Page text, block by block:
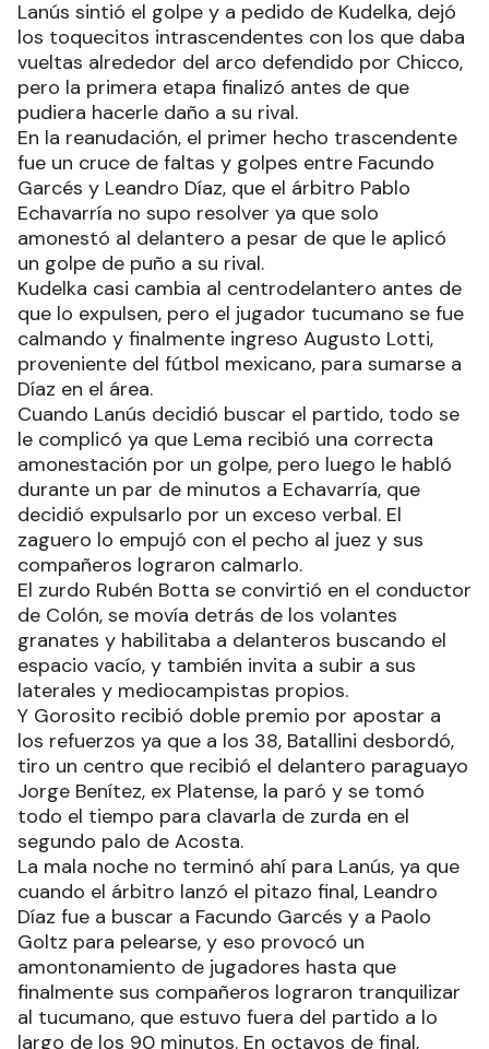
Lanús sintió el golpe y a pedido de Kudelka, dejó
los toquecitos intrascendentes con los que daba
vueltas alrededor del arco defendido por Chicco,
pero la primera etapa finalizó antes de que
pudiera hacerle daño a su rival.
En la reanudación, el primer hecho trascendente
fue un cruce de faltas y golpes entre Facundo
Garcés y Leandro Díaz, que el árbitro Pablo
Echavarría no supo resolver ya que solo
amonestó al delantero a pesar de que le aplicó
un golpe de puño a su rival.
Kudelka casi cambia al centrodelantero antes de
que lo expulsen, pero el jugador tucumano se fue
calmando y finalmente ingreso Augusto Lotti,
proveniente del fútbol mexicano, para sumarse a
Díaz en el área.
Cuando Lanús decidió buscar el partido, todo se
le complicó ya que Lema recibió una correcta
amonestación por un golpe, pero luego le habló
durante un par de minutos a Echavarría, que
decidió expulsarlo por un exceso verbal. El
zaguero lo empujó con el pecho al juez y sus
compañeros lograron calmarlo.
El zurdo Rubén Botta se convirtió en el conductor
de Colón, se movía detrás de los volantes
granates y habilitaba a delanteros buscando el
espacio vacío, y también invita a subir a sus
laterales y mediocampistas propios.
Y Gorosito recibió doble premio por apostar a
los refuerzos ya que a los 38, Batallini desbordó,
tiro un centro que recibió el delantero paraguayo
Jorge Benítez, ex Platense, la paró y se tomó
todo el tiempo para clavarla de zurda en el
segundo palo de Acosta.
La mala noche no terminó ahí para Lanús, ya que
cuando el árbitro lanzó el pitazo final, Leandro
Díaz fue a buscar a Facundo Garcés y a Paolo
Goltz para pelearse, y eso provocó un
amontonamiento de jugadores hasta que
finalmente sus compañeros lograron tranquilizar
al tucumano, que estuvo fuera del partido a lo
largo de los 90 minutos. En octavos de final,